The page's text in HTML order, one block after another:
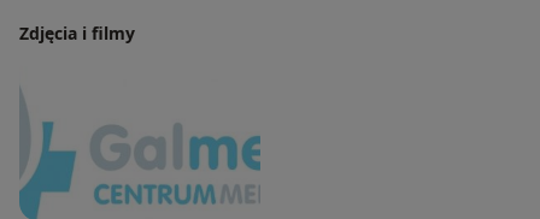
Zdjęcia i filmy